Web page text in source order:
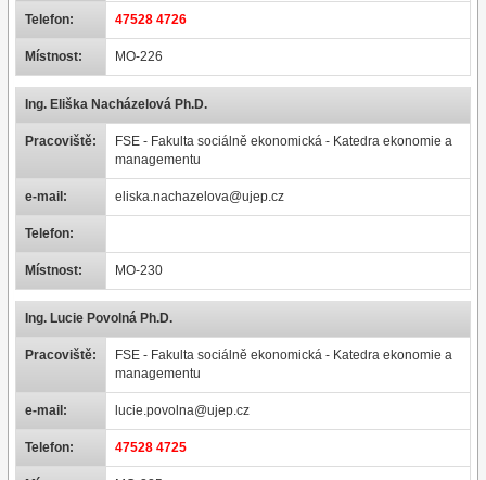
Telefon: 47528 4726
Místnost: MO-226
Ing. Eliška Nacházelová Ph.D.
Pracoviště:
FSE - Fakulta sociálně ekonomická - Katedra ekonomie a
managementu
e-mail: eliska.nachazelova@ujep.cz
Telefon:
Místnost: MO-230
Ing. Lucie Povolná Ph.D.
Pracoviště:
FSE - Fakulta sociálně ekonomická - Katedra ekonomie a
managementu
e-mail: lucie.povolna@ujep.cz
Telefon: 47528 4725